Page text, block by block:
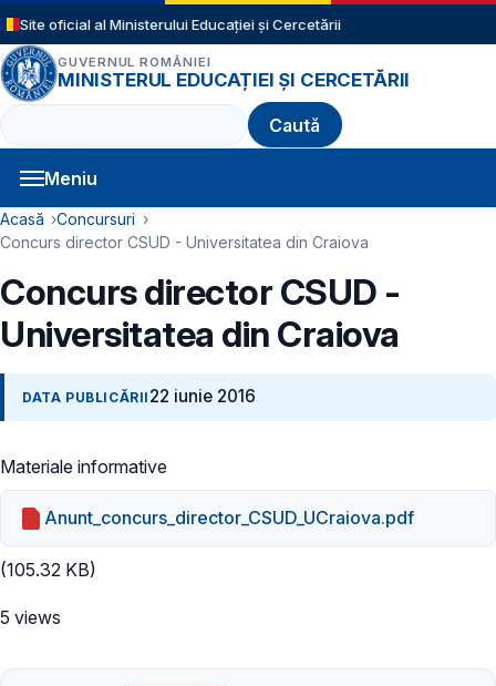
Sari la conținutul principal
Site oficial al Ministerului Educației și Cercetării
GUVERNUL ROMÂNIEI
MINISTERUL EDUCAȚIEI ȘI CERCETĂRII
Caută
Meniu
Navigație principală
Cale de navigare
Acasă
Concursuri
Concurs director CSUD - Universitatea din Craiova
Concurs director CSUD -
Universitatea din Craiova
DATA PUBLICĂRII 22 iunie 2016
Materiale informative
Anunt_concurs_director_CSUD_UCraiova.pdf
(105.32 KB)
5 views